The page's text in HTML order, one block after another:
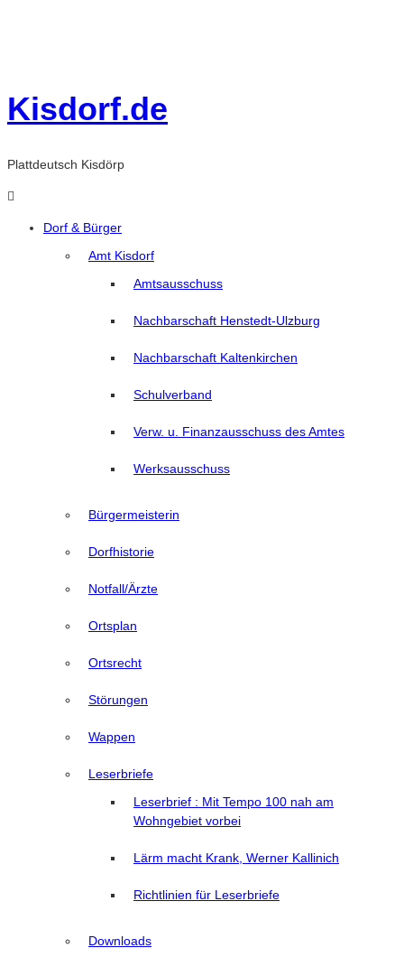
Kisdorf.de
Plattdeutsch Kisdörp
Dorf & Bürger
Amt Kisdorf
Amtsausschuss
Nachbarschaft Henstedt-Ulzburg
Nachbarschaft Kaltenkirchen
Schulverband
Verw. u. Finanzausschuss des Amtes
Werksausschuss
Bürgermeisterin
Dorfhistorie
Notfall/Ärzte
Ortsplan
Ortsrecht
Störungen
Wappen
Leserbriefe
Leserbrief : Mit Tempo 100 nah am
Wohngebiet vorbei
Lärm macht Krank, Werner Kallinich
Richtlinien für Leserbriefe
Downloads